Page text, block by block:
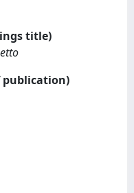
title)
publication)